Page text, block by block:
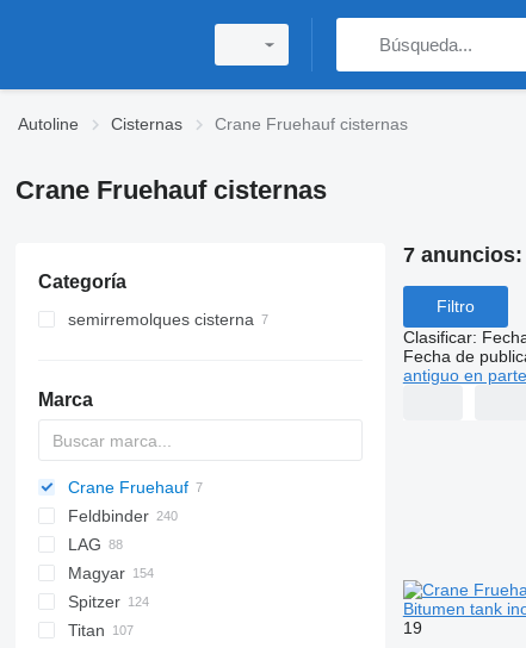
Autoline Cisternas Crane Fruehauf cisternas
Crane Fruehauf cisternas
Categoría
semirremolques cisterna
cisternas alimentarias
Marca
SVM
NCG
NG
CB
T-series
SAPL
KIS
STF
ADR
BPDO
BPO
SOA
Crane Fruehauf
K series
LPG
AMMONIA
LPG
Carrytank
TF
Feldbinder
EUT
KIP
TSA
ASW
TX
Stralis
Modulo
TSA
SSK
SSL
STB
STS
LAG
0-3
GSA
O-3
TGS
Magyar
S-series
SR
SA
SL
L-series
CM
MACOLA
SCT
TS
Spitzer
SF
LPG
Titan
7 anuncios:
Filtro
Clasificar:
Fecha de
antiguo en
Bitumen tank
19